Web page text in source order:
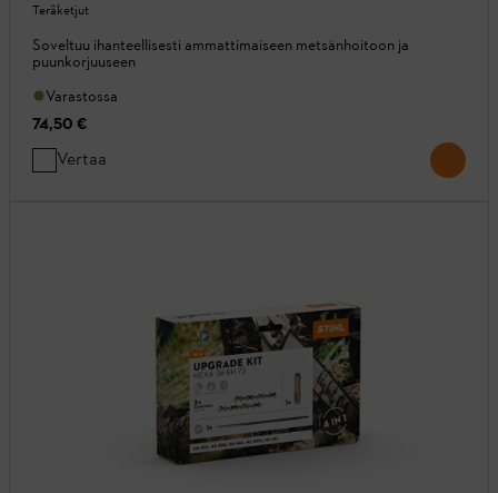
Teräketjut
Soveltuu ihanteellisesti ammattimaiseen metsänhoitoon ja
puunkorjuuseen
Varastossa
74,50 €
Vertaa